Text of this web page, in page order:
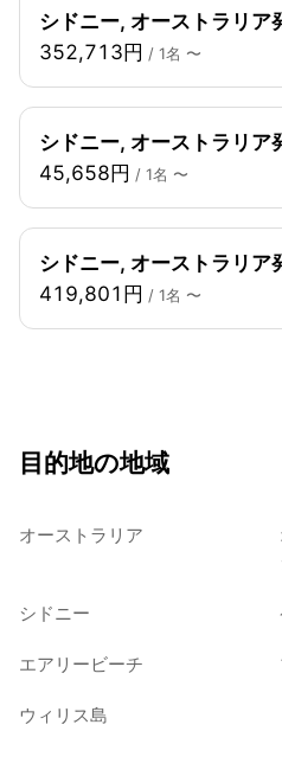
シドニー, オーストラリア
352,713円 / 1名 〜
シドニー, オーストラリア
45,658円 / 1名 〜
シドニー, オーストラリア
419,801円 / 1名 〜
目的地の地域
オーストラリア
シドニー
エアリービーチ
ウィリス島